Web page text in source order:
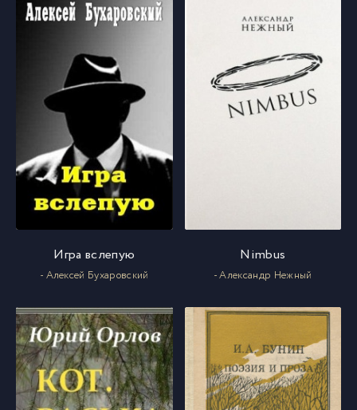
Игра вслепую
- Алексей Бухаровский
Nimbus
- Александр Нежный